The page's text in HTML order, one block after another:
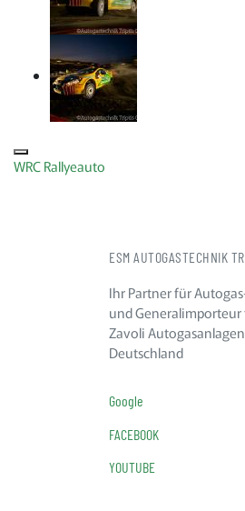
WRC Rallyeauto
ESM AUTOGASTECHNIK
Ihr Partner für
und
Zavoli
Deutschland
Google
FACEBOOK
YOUTUBE